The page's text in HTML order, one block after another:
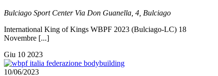
Bulciago Sport Center Via Don Guanella, 4, Bulciago
International King of Kings WBPF 2023 (Bulciago-LC) 18
Novembre [...]
Giu 10 2023
10/06/2023